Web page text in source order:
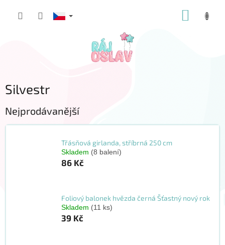
Silvestr
Nejprodávanější
Třásňová girlanda, stříbrná 250 cm
Skladem (8 balení)
86 Kč
Foliový balonek hvězda černá Šťastný nový rok
Skladem (11 ks)
39 Kč